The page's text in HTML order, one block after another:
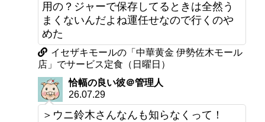
用の？ジャーで保存してるときは全然う
まくないんだよね運任せなので行くのや
めた
イセザキモールの「中華黄金 伊勢佐木モール
店」でサービス定食（日曜日）
恰幅の良い彼＠管理人
26.07.29
＞ウニ鈴木さんなんも知らなくって！